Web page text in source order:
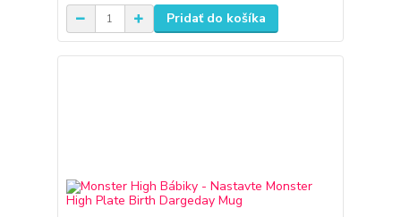
Pridať do košíka